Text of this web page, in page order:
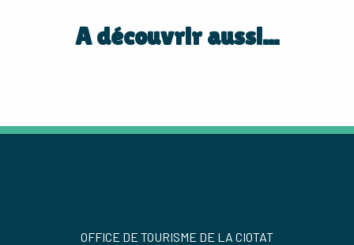
A découvrir aussi...
OFFICE DE TOURISME DE LA CIOTAT